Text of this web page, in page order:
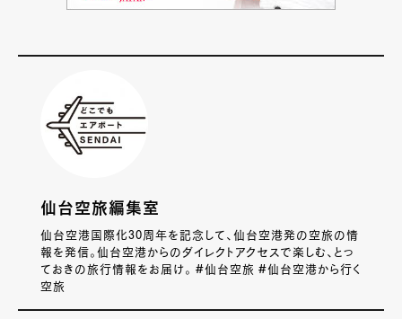
仙台空旅編集室
仙台空港国際化30周年を記念して、仙台空港発の空旅の情
報を発信。仙台空港からのダイレクトアクセスで楽しむ、とっ
ておきの旅行情報をお届け。 #仙台空旅 #仙台空港から行く
空旅